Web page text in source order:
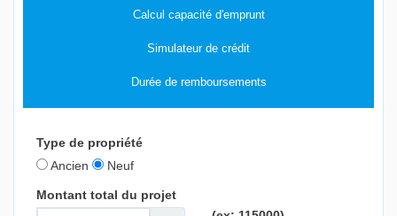
Calcul capacité d'emprunt
Simulateur de crédit
Durée de remboursements